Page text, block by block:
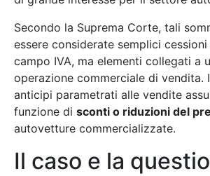
Secondo la Suprema Corte, tali
essere considerate semplici
campo IVA, ma elementi collegati a
operazione commerciale di vendita.
anticipi parametrati alle vendite
funzione di sconti o riduzioni del
autovetture commercializzate.
Il caso e la